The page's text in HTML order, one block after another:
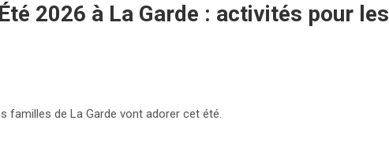
Été 2026 à La Garde : activités pour les
familles de La Garde vont adorer cet été.